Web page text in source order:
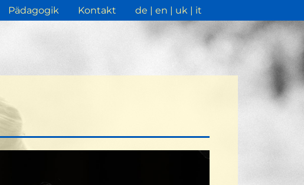
Pädagogik Kontakt de en uk it